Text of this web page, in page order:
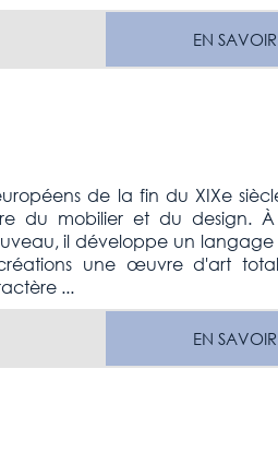
EN
de la fin du XIXe
du mobilier et du design.
il développe un langage
une œuvre d'art
...
EN